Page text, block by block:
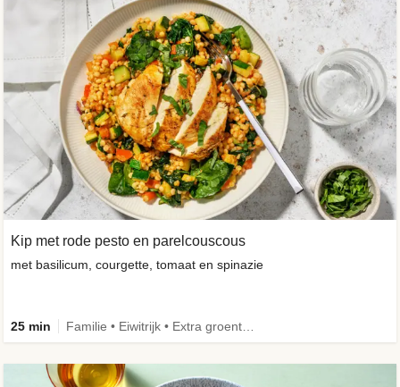
Kip met rode pesto en parelcouscous
met basilicum, courgette, tomaat en spinazie
25 min